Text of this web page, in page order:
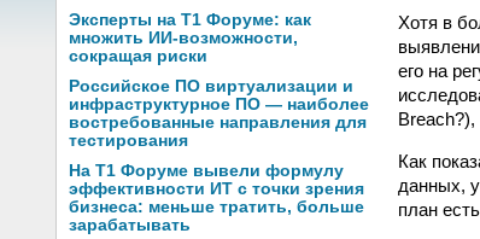
Эксперты на Т1 Форуме: как
множить ИИ-возможности,
сокращая риски
Российское ПО виртуализации и
инфраструктурное ПО — наиболее
востребованные направления для
тестирования
На Т1 Форуме вывели формулу
эффективности ИТ с точки зрения
бизнеса: меньше тратить, больше
зарабатывать
Хотя в
его на
Как
данных,
план